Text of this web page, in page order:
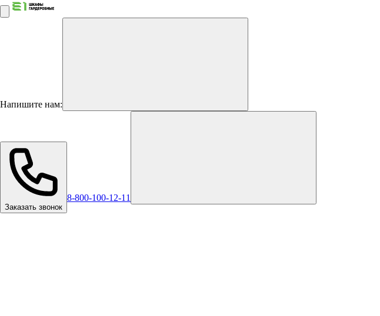
Напишите нам:
Заказать звонок
8-800-100-12-11